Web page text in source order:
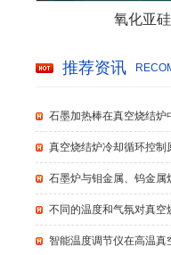
氧化亚
推荐资讯
石墨加热棒在真空烧结炉
真空烧结炉冷却循环控制
石墨炉与钼金属、钨金属
不同的温度和气氛对真空
智能温度调节仪在高温真